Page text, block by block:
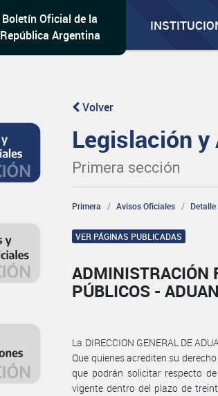
Boletín Oficial de la
República Argentina
Volver
Legislación
Primera sección
Primera Avisos Oficiales Detalle
VER PÁGINAS PUBLICADAS
ADMINISTRACIÓN
PÚBLICOS -
La DIRECCION GENERAL DE
Que quienes acrediten su
que podrán solicitar respecto
vigente dentro del plazo de